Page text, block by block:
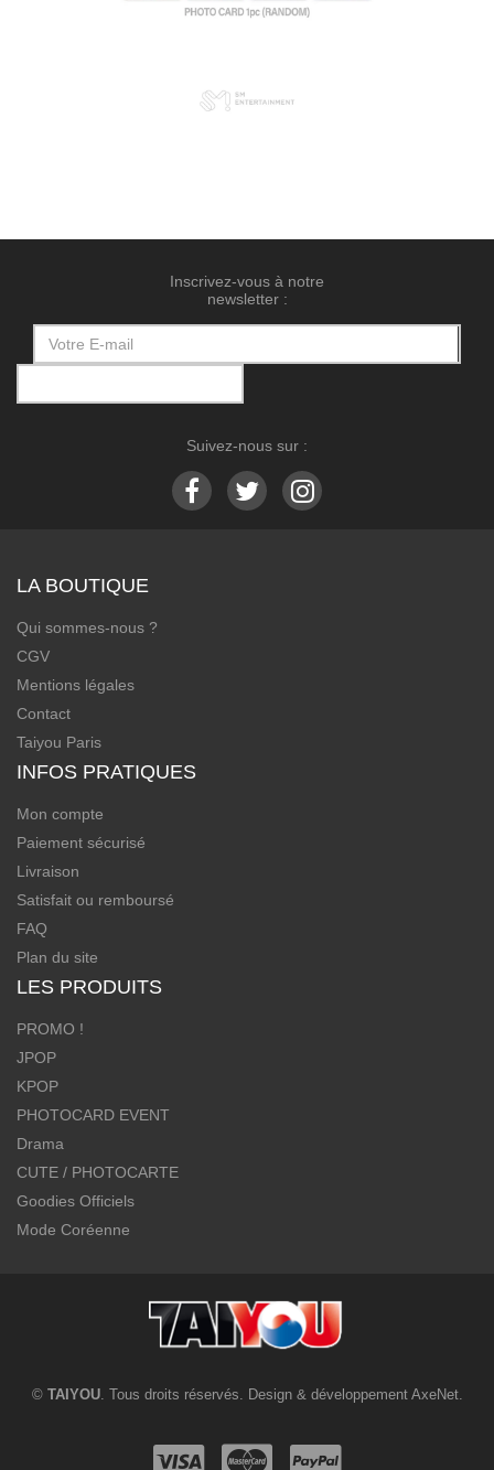
Inscrivez-vous à notre
newsletter :
Suivez-nous sur :
LA BOUTIQUE
Qui sommes-nous ?
CGV
Mentions légales
Contact
Taiyou Paris
INFOS PRATIQUES
Mon compte
Paiement sécurisé
Livraison
Satisfait ou remboursé
FAQ
Plan du site
LES PRODUITS
PROMO !
JPOP
KPOP
PHOTOCARD EVENT
Drama
CUTE / PHOTOCARTE
Goodies Officiels
Mode Coréenne
© TAIYOU. Tous droits réservés. Design & développement AxeNet.